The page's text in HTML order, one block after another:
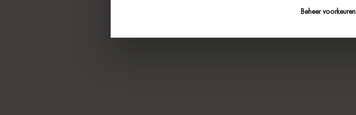
Beheer voorkeuren